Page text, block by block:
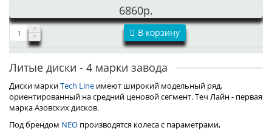
6860р.
В корзину
Литые диски - 4 марки завода
Диски маркиTech Line имеют широкий модельный ряд,
ориентированный на средний ценовой сегмент. Теч Лайн - первая
марка Азовских дисков.
Под брендом NEO производятся колеса с параметрами,